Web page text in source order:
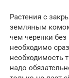
Растения с
земляным
чем черенки
необходимо
необходимость
надо